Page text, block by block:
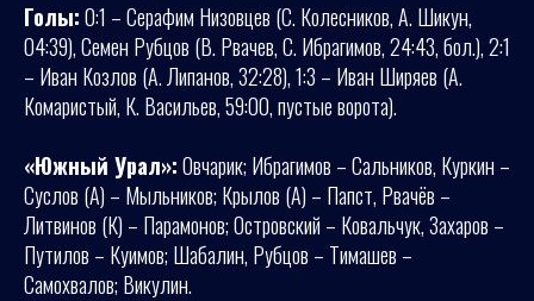
Голы:0:1 – Серафим Низовцев (С. Колесников, А. Шикун,
04:39), Семен Рубцов (В. Рвачев, С. Ибрагимов, 24:43, бол.), 2:1
– Иван Козлов (А. Липанов, 32:28), 1:3 – Иван Ширяев (А.
Комаристый, К. Васильев, 59:00, пустые ворота).
«Южный Урал»:Овчарик; Ибрагимов – Сальников, Куркин –
Суслов (А) – Мыльников; Крылов (А) – Папст, Рвачёв –
Литвинов (К) – Парамонов; Островский – Ковальчук, Захаров –
Путилов – Куимов; Шабалин, Рубцов – Тимашев –
Самохвалов; Викулин.